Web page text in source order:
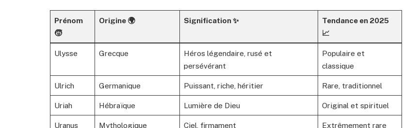
Prénom
🧒
Origine 🌍 Signification ✨
Tendance en 2025
📈
Ulysse Grecque
Héros légendaire, rusé et
persévérant
Populaire et
classique
Ulrich Germanique Puissant, riche, héritier Rare, traditionnel
Uriah Hébraïque Lumière de Dieu Original et spirituel
Uranus Mythologique Ciel, firmament Extrêmement rare